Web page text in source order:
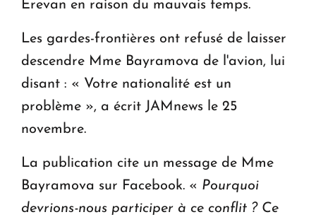
Erevan en raison du mauvais temps.
Les gardes-frontières ont refusé de laisser
descendre Mme Bayramova de l'avion, lui
disant : « Votre nationalité est un
problème », a écrit JAMnews le 25
novembre.
La publication cite un message de Mme
Bayramova sur Facebook. « Pourquoi
devrions-nous participer à ce conflit ? Ce